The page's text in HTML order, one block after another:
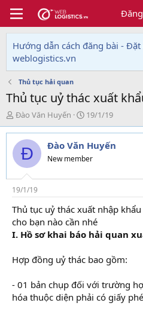
Hướng dẫn cách đăng bài - Đặt
weblogistics.vn
Thủ tục hải quan
Thủ tục uỷ thác xuất
T
h
r
e
d
s
t
a
r
t
e
Đào Văn Huyến
N
g
à
y
g
i
19/1/19
Đ Đào Văn Huyến
New member
19/1/19
Thủ tục uỷ thác xuất nhập
cho bạn nào cần nhé
I. Hồ sơ khai báo hải quan
Hợp đồng uỷ thác bao gồm:
- 01 bản chụp đối với trường
hóa thuộc diện phải có giấy